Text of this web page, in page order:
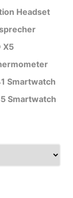
Headset
X5
Smartwatch
Smartwatch